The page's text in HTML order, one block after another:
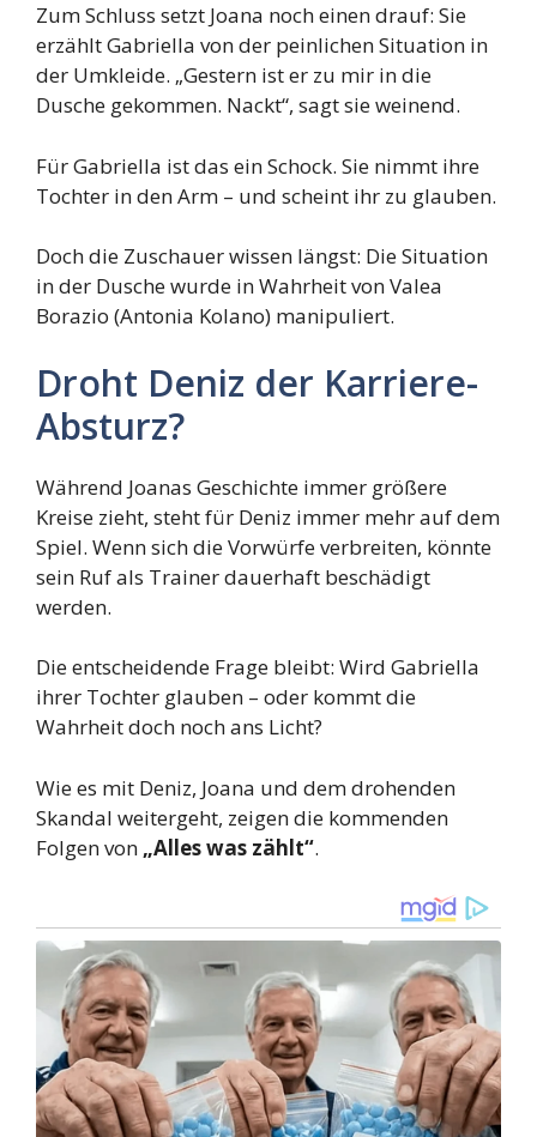
Zum Schluss setzt Joana noch einen drauf: Sie
erzählt Gabriella von der peinlichen Situation in
der Umkleide. „Gestern ist er zu mir in die
Dusche gekommen. Nackt“, sagt sie weinend.
Für Gabriella ist das ein Schock. Sie nimmt ihre
Tochter in den Arm – und scheint ihr zu glauben.
Doch die Zuschauer wissen längst: Die Situation
in der Dusche wurde in Wahrheit von Valea
Borazio (Antonia Kolano) manipuliert.
Droht Deniz der Karriere-
Absturz?
Während Joanas Geschichte immer größere
Kreise zieht, steht für Deniz immer mehr auf dem
Spiel. Wenn sich die Vorwürfe verbreiten, könnte
sein Ruf als Trainer dauerhaft beschädigt
werden.
Die entscheidende Frage bleibt: Wird Gabriella
ihrer Tochter glauben – oder kommt die
Wahrheit doch noch ans Licht?
Wie es mit Deniz, Joana und dem drohenden
Skandal weitergeht, zeigen die kommenden
Folgen von „Alles was zählt“.